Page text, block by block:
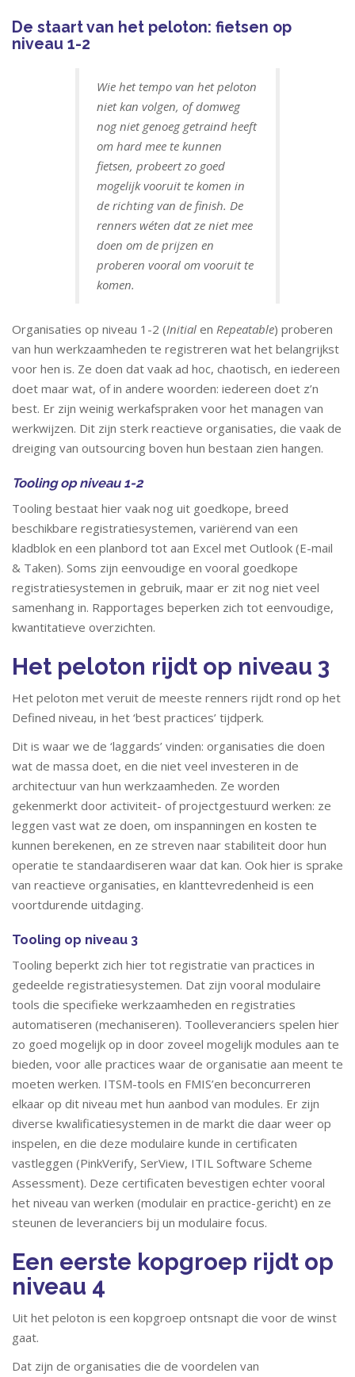
De staart van het peloton: fietsen op
niveau 1-2
Wie het tempo van het peloton
niet kan volgen, of domweg
nog niet genoeg getraind heeft
om hard mee te kunnen
fietsen, probeert zo goed
mogelijk vooruit te komen in
de richting van de finish. De
renners wéten dat ze niet mee
doen om de prijzen en
proberen vooral om vooruit te
komen.
Organisaties op niveau 1-2 (Initial en Repeatable) proberen
van hun werkzaamheden te registreren wat het belangrijkst
voor hen is. Ze doen dat vaak ad hoc, chaotisch, en iedereen
doet maar wat, of in andere woorden: iedereen doet z’n
best. Er zijn weinig werkafspraken voor het managen van
werkwijzen. Dit zijn sterk reactieve organisaties, die vaak de
dreiging van outsourcing boven hun bestaan zien hangen.
Tooling op niveau 1-2
Tooling bestaat hier vaak nog uit goedkope, breed
beschikbare registratiesystemen, variërend van een
kladblok en een planbord tot aan Excel met Outlook (E-mail
& Taken). Soms zijn eenvoudige en vooral goedkope
registratiesystemen in gebruik, maar er zit nog niet veel
samenhang in. Rapportages beperken zich tot eenvoudige,
kwantitatieve overzichten.
Het peloton rijdt op niveau 3
Het peloton met veruit de meeste renners rijdt rond op het
Defined niveau, in het ‘best practices’ tijdperk.
Dit is waar we de ‘laggards’ vinden: organisaties die doen
wat de massa doet, en die niet veel investeren in de
architectuur van hun werkzaamheden. Ze worden
gekenmerkt door activiteit- of projectgestuurd werken: ze
leggen vast wat ze doen, om inspanningen en kosten te
kunnen berekenen, en ze streven naar stabiliteit door hun
operatie te standaardiseren waar dat kan. Ook hier is sprake
van reactieve organisaties, en klanttevredenheid is een
voortdurende uitdaging.
Tooling op niveau 3
Tooling beperkt zich hier tot registratie van practices in
gedeelde registratiesystemen. Dat zijn vooral modulaire
tools die specifieke werkzaamheden en registraties
automatiseren (mechaniseren). Toolleveranciers spelen hier
zo goed mogelijk op in door zoveel mogelijk modules aan te
bieden, voor alle practices waar de organisatie aan meent te
moeten werken. ITSM-tools en FMIS’en beconcurreren
elkaar op dit niveau met hun aanbod van modules. Er zijn
diverse kwalificatiesystemen in de markt die daar weer op
inspelen, en die deze modulaire kunde in certificaten
vastleggen (PinkVerify, SerView, ITIL Software Scheme
Assessment). Deze certificaten bevestigen echter vooral
het niveau van werken (modulair en practice-gericht) en ze
steunen de leveranciers bij un modulaire focus.
Een eerste kopgroep rijdt op
niveau 4
Uit het peloton is een kopgroep ontsnapt die voor de winst
gaat.
Dat zijn de organisaties die de voordelen van